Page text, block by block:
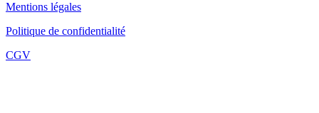
Mentions légales
Politique de confidentialité
CGV